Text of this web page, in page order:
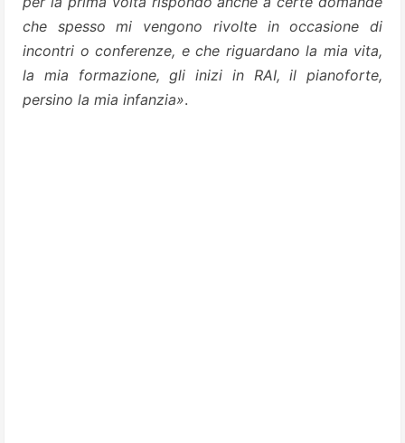
che spesso mi vengono rivolte in occasione di
incontri o conferenze, e che riguardano la mia vita,
la mia formazione, gli inizi in RAI, il pianoforte,
persino la mia infanzia».